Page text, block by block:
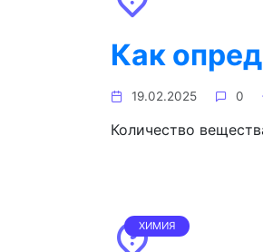
Как
19.02.2025 0
Количество
ХИМИЯ